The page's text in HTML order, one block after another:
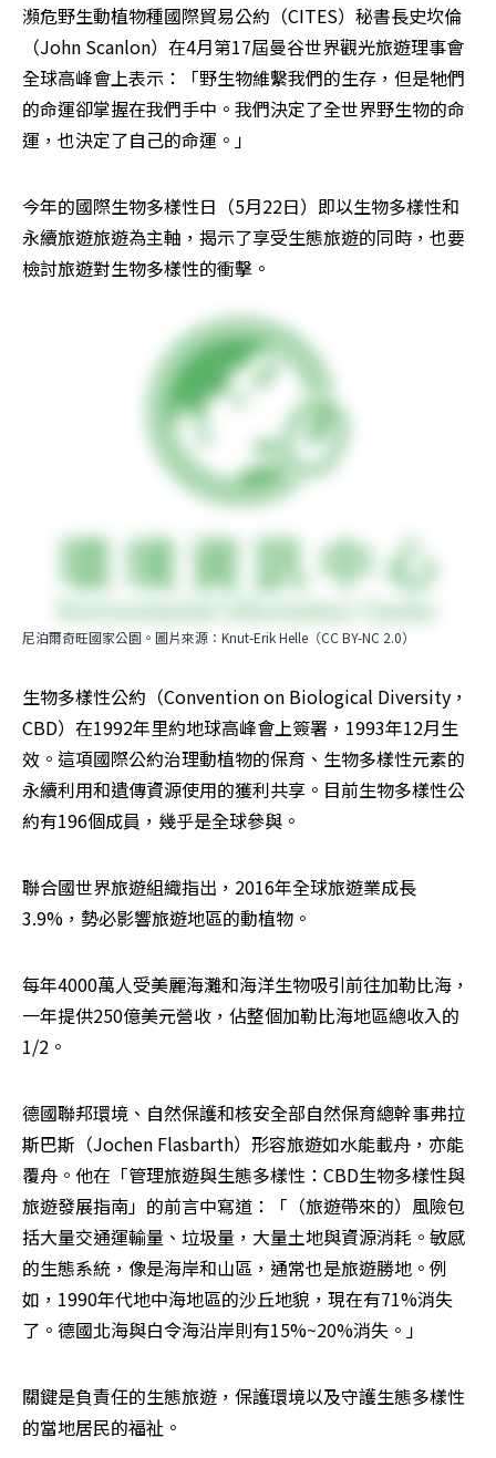
瀕危野生動植物種國際貿易公約（CITES）秘書長史坎倫
（John Scanlon）在4月第17屆曼谷世界觀光旅遊理事會
全球高峰會上表示：「野生物維繫我們的生存，但是牠們
的命運卻掌握在我們手中。我們決定了全世界野生物的命
運，也決定了自己的命運。」
今年的國際生物多樣性日（5月22日）即以生物多樣性和
永續旅遊旅遊為主軸，揭示了享受生態旅遊的同時，也要
檢討旅遊對生物多樣性的衝擊。
尼泊爾奇旺國家公園。圖片來源：Knut-Erik Helle（CC BY-NC 2.0）
生物多樣性公約（Convention on Biological Diversity，
CBD）在1992年里約地球高峰會上簽署，1993年12月生
效。這項國際公約治理動植物的保育、生物多樣性元素的
永續利用和遺傳資源使用的獲利共享。目前生物多樣性公
約有196個成員，幾乎是全球參與。
聯合國世界旅遊組織指出，2016年全球旅遊業成長
3.9%，勢必影響旅遊地區的動植物。
每年4000萬人受美麗海灘和海洋生物吸引前往加勒比海，
一年提供250億美元營收，佔整個加勒比海地區總收入的
1/2。
德國聯邦環境、自然保護和核安全部自然保育總幹事弗拉
斯巴斯（Jochen Flasbarth）形容旅遊如水能載舟，亦能
覆舟。他在「管理旅遊與生態多樣性：CBD生物多樣性與
旅遊發展指南」的前言中寫道：「（旅遊帶來的）風險包
括大量交通運輸量、垃圾量，大量土地與資源消耗。敏感
的生態系統，像是海岸和山區，通常也是旅遊勝地。例
如，1990年代地中海地區的沙丘地貌，現在有71%消失
了。德國北海與白令海沿岸則有15%~20%消失。」
關鍵是負責任的生態旅遊，保護環境以及守護生態多樣性
的當地居民的福祉。